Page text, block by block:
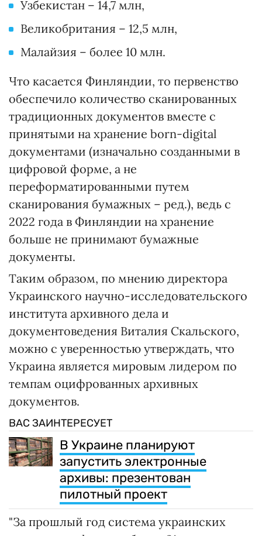
Узбекистан – 14,7 млн,
Великобритания – 12,5 млн,
Малайзия – более 10 млн.
Что касается Финляндии, то первенство
обеспечило количество сканированных
традиционных документов вместе с
принятыми на хранение born-digital
документами (изначально созданными в
цифровой форме, а не
переформатированными путем
сканирования бумажных – ред.), ведь с
2022 года в Финляндии на хранение
больше не принимают бумажные
документы.
Таким образом, по мнению директора
Украинского научно-исследовательского
института архивного дела и
документоведения Виталия Скальского,
можно с уверенностью утверждать, что
Украина является мировым лидером по
темпам оцифрованных архивных
документов.
ВАС ЗАИНТЕРЕСУЕТ
В Украине планируют
запустить электронные
архивы: презентован
пилотный проект
"За прошлый год система украинских